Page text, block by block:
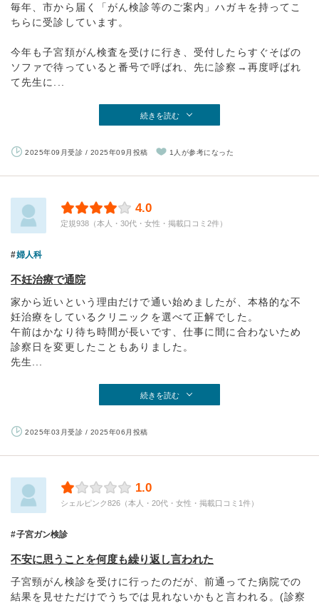
毎年、市から届く「がん検診等のご案内」ハガキを持ってこ
ちらに受診しています。
今年も子宮頚がん検査を受けに行き、受付したらすぐそばの
ソファで待っていると番号で呼ばれ、先に診察→再度呼ばれ
て先生に...
続きを読む
2025年09月受診 / 2025年09月投稿 1人が参考になった
4.0
定規938（本人・30代・女性・掲載口コミ2件）
婦人科
不妊治療で通院
家から近いという理由だけで通い始めましたが、本格的な不
妊治療をしているクリニックを選べて正解でした。
午前はかなり待ち時間が長いです、仕事に間に合わないため
診察日を変更したこともありました。
先生...
続きを読む
2025年03月受診 / 2025年06月投稿
1.0
シェルピンク826（本人・20代・女性・掲載口コミ1件）
子宮ガン検診
不安に思うことを何度も繰り返し言われた
子宮頸がん検診を受けに行ったのだが、前通ってた病院での
結果を見せただけでうちでは見れないかもと言われる。(診察